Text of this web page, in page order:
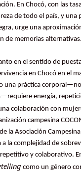
En Chocó, con las
de todo el país, y una
urge una
de memorias alternativas.
en el sentido de
en Chocó en el
una práctica
energía,
colaboración con
campesina
la Asociación
la complejidad de
y colaborativo.
como un género